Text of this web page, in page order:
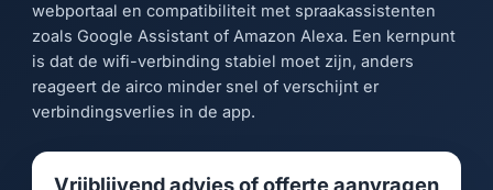
webportaal en compatibiliteit met spraakassistenten
zoals Google Assistant of Amazon Alexa. Een kernpunt
is dat de wifi-verbinding stabiel moet zijn, anders
reageert de airco minder snel of verschijnt er
verbindingsverlies in de app.
Vrijblijvend advies of offerte aanvragen